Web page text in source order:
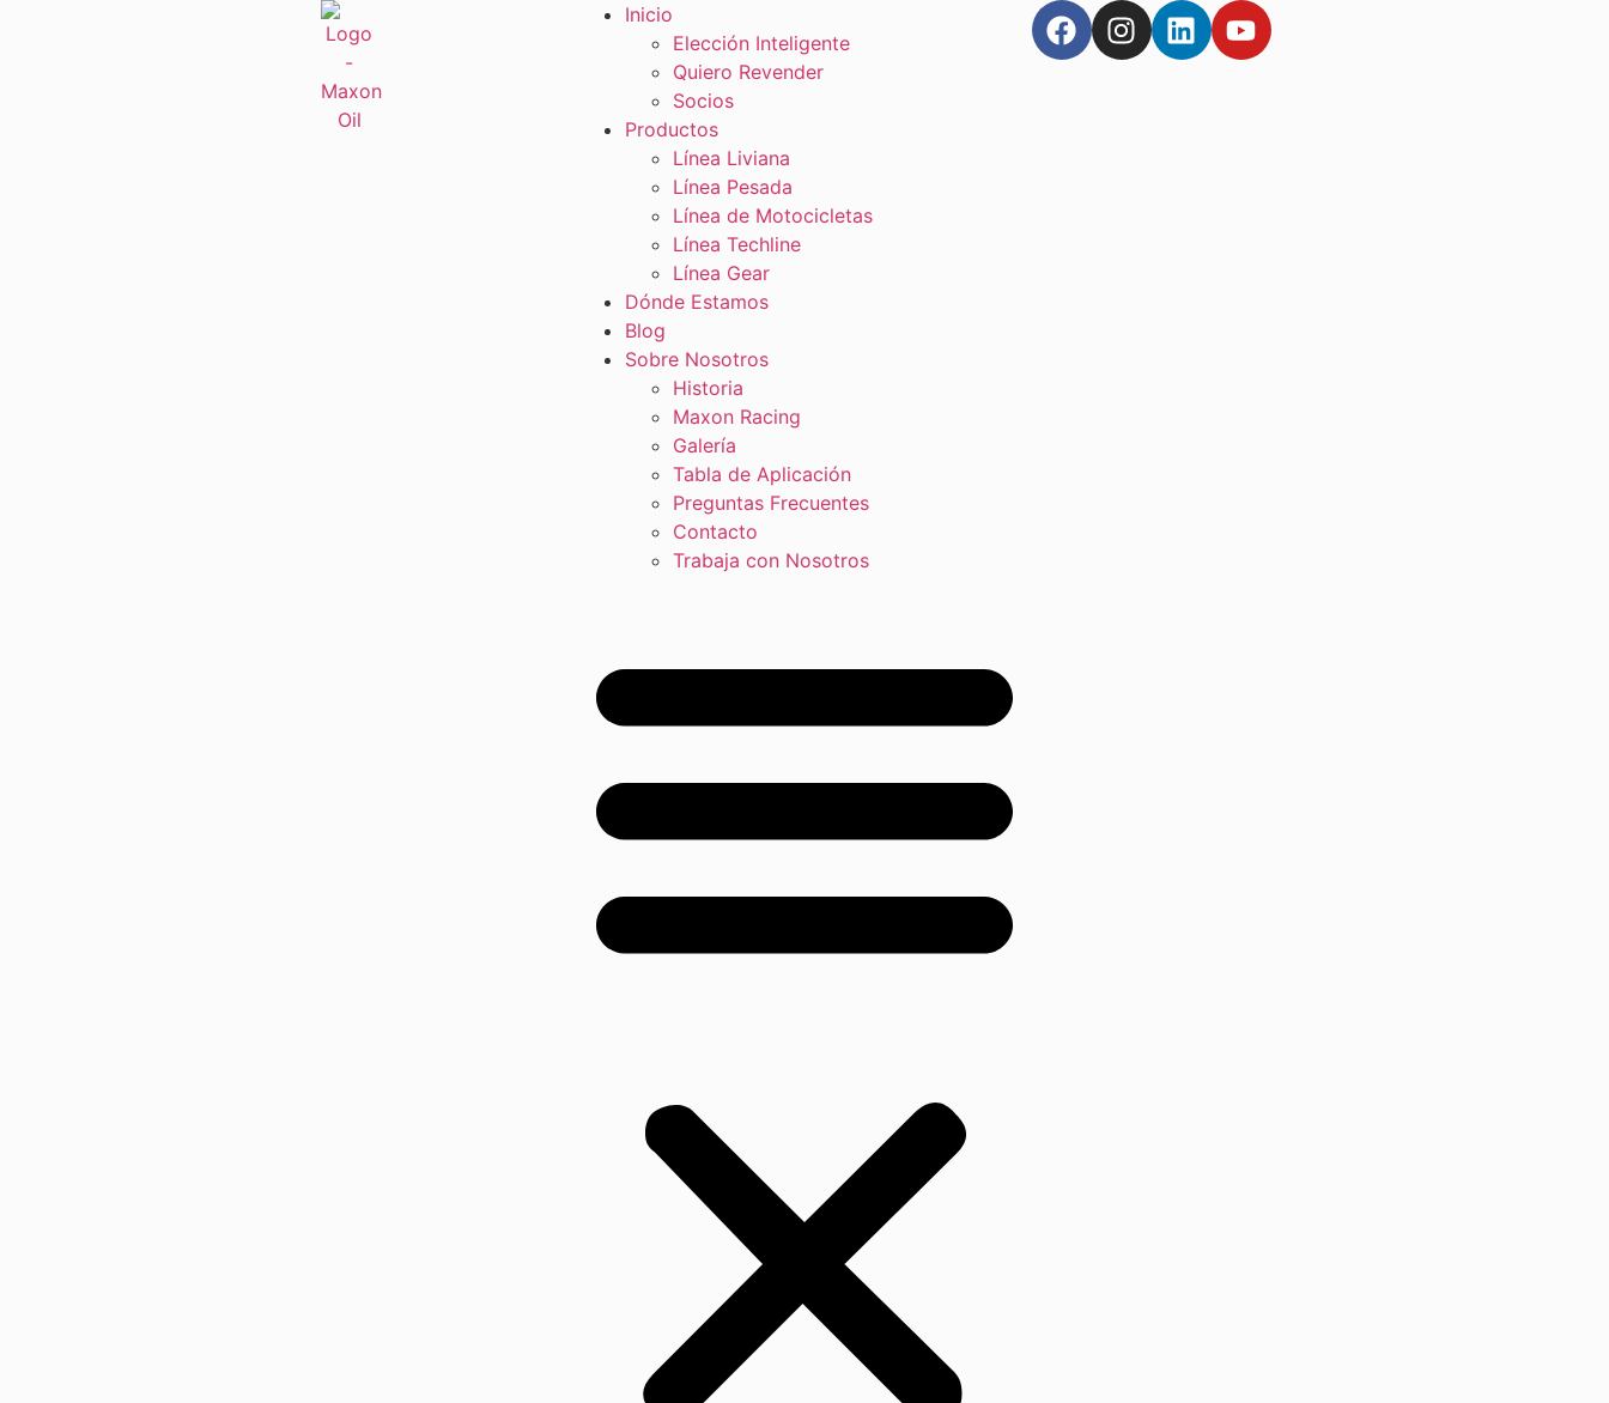
Inicio
Elección Inteligente
Quiero Revender
Socios
Productos
Línea Liviana
Línea Pesada
Línea de Motocicletas
Línea Techline
Línea Gear
Dónde Estamos
Blog
Sobre Nosotros
Historia
Maxon Racing
Galería
Tabla de Aplicación
Preguntas Frecuentes
Contacto
Trabaja con Nosotros